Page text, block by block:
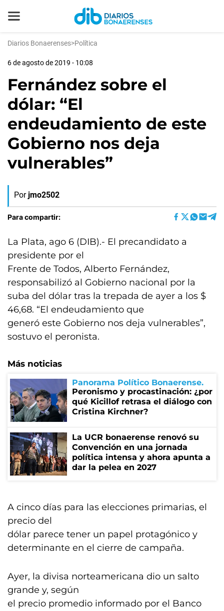
Diarios Bonaerenses>Política
6 de agosto de 2019 - 10:08
Fernández sobre el
dólar: “El
endeudamiento de este
Gobierno nos deja
vulnerables”
Por jmo2502
Para compartir:
La Plata, ago 6 (DIB).- El precandidato a
presidente por el
Frente de Todos, Alberto Fernández,
responsabilizó al Gobierno nacional por la
suba del dólar tras la trepada de ayer a los $
46,68. “El endeudamiento que
generó este Gobierno nos deja vulnerables”,
sostuvo el peronista.
Más noticias
Panorama Político Bonaerense
Peronismo y procastinación: ¿por
qué Kicillof retrasa el diálogo con
Cristina Kirchner?
La UCR bonaerense renovó su
Convención en una jornada
política intensa y ahora apunta a
dar la pelea en 2027
A cinco días para las elecciones primarias, el
precio del
dólar parece tener un papel protagónico y
determinante en el cierre de campaña.
Ayer, la divisa norteamericana dio un salto
grande y, según
el precio promedio informado por el Banco